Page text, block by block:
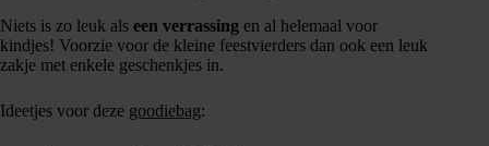
Niets is zo leuk als een verrassing en al helemaal voor
kindjes! Voorzie voor de kleine feestvierders dan ook een leuk
zakje met enkele geschenkjes in.
Ideetjes voor deze goodiebag: